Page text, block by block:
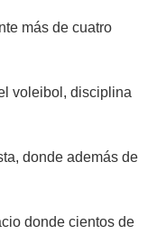
más de cuatro
voleibol, disciplina
donde además de
donde cientos de